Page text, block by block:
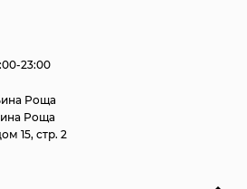
23:00
Роща
Роща
15, стр. 2